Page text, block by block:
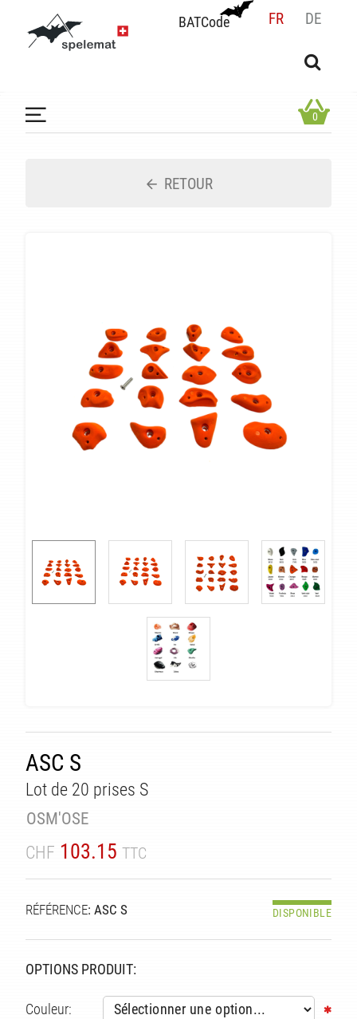
BATCode FR DE
BATCode
OK
0
RETOUR
ASC S
Lot de 20 prises S
OSM'OSE
CHF 103.15 TTC
RÉFÉRENCE: ASC S DISPONIBLE
OPTIONS PRODUIT:
Couleur: